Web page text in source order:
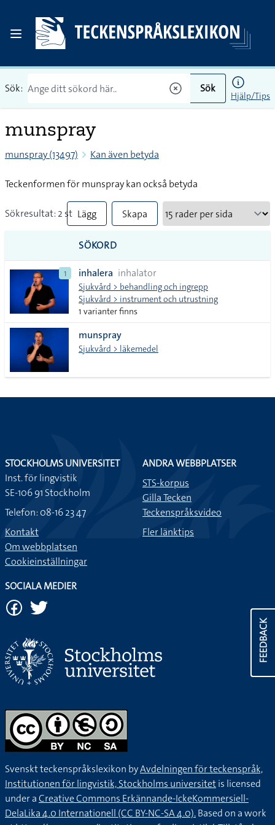
Sök: Sök
Hjälp/Tips
munspray
munspray (13497) Kan även betyda
Teckenformen för munspray kan också betyda
Sökresultat: 2 st Lägg
till
alla i
lista
Skapa
SÖKORD
1 inhalera inhalator
Sjukvård > behandling och ingrepp
Sjukvård > instrument och utrustning
1 varianter finns
munspray
Sjukvård > läkemedel
FEEDBACK
STOCKHOLMS UNIVERSITET
Inst. för lingvistik
SE-106 91 Stockholm
Telefon: 08-16 23 47
Kontakt
Om webbplatsen
Cookieinställningar
ANDRA WEBBPLATSER
STS-korpus
Gilla Tecken
Teckenspråksvideo
Fler länktips
SOCIALA MEDIER
Svenskt teckenspråkslexikon byAvdelningen för teckenspråk,
Institutionen för lingvistik, Stockholms universitetis licensed
under aCreative Commons Erkännande-IckeKommersiell-
DelaLika 4.0 Internationell (CC BY-NC-SA 4.0).Based on a work